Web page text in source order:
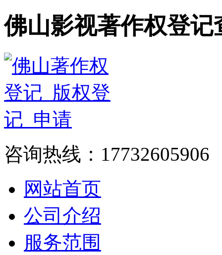
佛山影视著作权登记
咨询热线：17732605906
网站首页
公司介绍
服务范围